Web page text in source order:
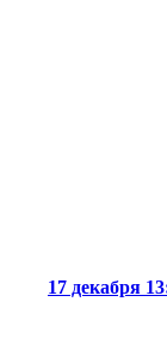
17 декабря